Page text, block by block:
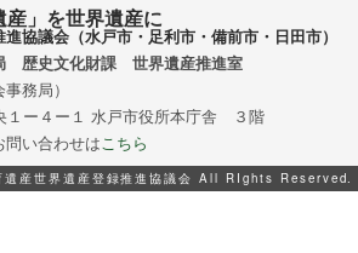
産」を世界遺産に
協議会（水戸市・足利市・備前市・日田市）
歴史文化財課 世界遺産推進室
務局）
ー４ー１ 水戸市役所本庁舎 ３階
い合わせは こちら
産世界遺産登録推進協議会 All RIghts Reserved.